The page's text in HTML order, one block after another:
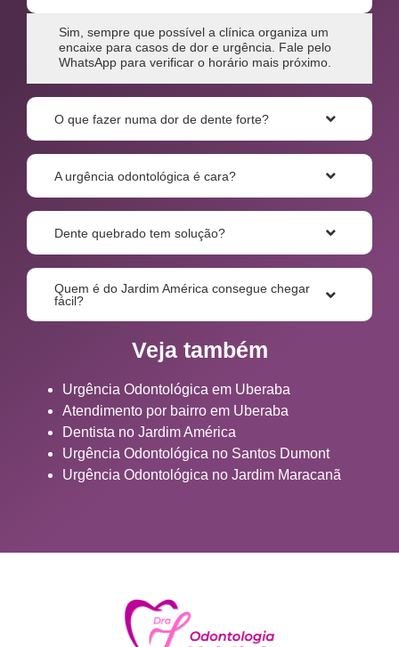
Sim, sempre que possível a clínica organiza um
encaixe para casos de dor e urgência. Fale pelo
WhatsApp para verificar o horário mais próximo.
O que fazer numa dor de dente forte?
A urgência odontológica é cara?
Dente quebrado tem solução?
Quem é do Jardim América consegue chegar
fácil?
Veja também
Urgência Odontológica em Uberaba
Atendimento por bairro em Uberaba
Dentista no Jardim América
Urgência Odontológica no Santos Dumont
Urgência Odontológica no Jardim Maracanã